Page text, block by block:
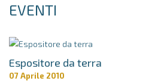
EVENTI
Espositore da terra
07 Aprile 2010